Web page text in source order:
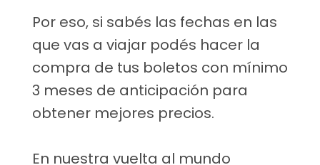
Por eso, si sabés las fechas en las
que vas a viajar podés hacer la
compra de tus boletos con mínimo
3 meses de anticipación para
obtener mejores precios.
En nuestra vuelta al mundo